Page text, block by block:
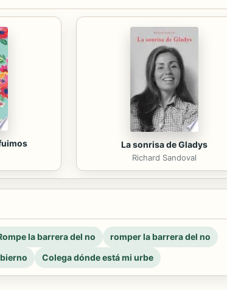
La sonrisa de Gladys
Richard Sandoval
la barrera del no
romper la barrera del no
Colega dónde está mi urbe